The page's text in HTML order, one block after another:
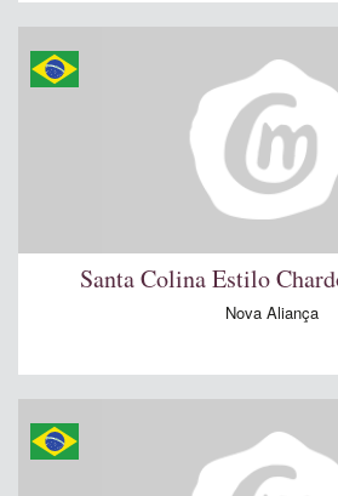
Santa Colina Estilo
Nova Aliança